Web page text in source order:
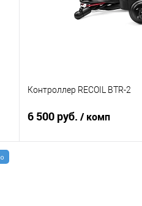
Контроллер RECOIL BTR-2
6 500 руб. / комп